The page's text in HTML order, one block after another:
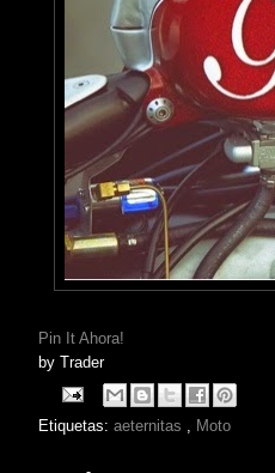
Pin It Ahora!
by Trader
Etiquetas: aeternitas Moto